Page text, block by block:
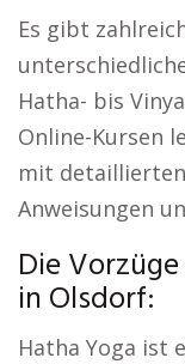
Es gibt
Hatha- bis
Online-Kursen
mit
Anweisungen
Die
in Olsdorf:
Hatha Yoga ist